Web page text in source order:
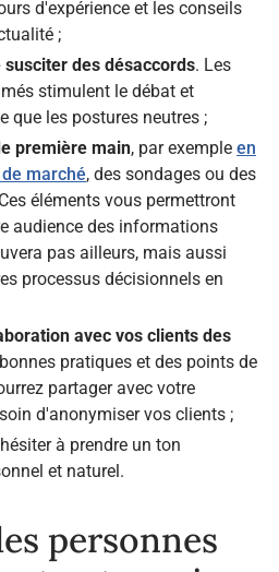
d'expérience et les conseils
;
des désaccords. Les
stimulent le débat et
que les postures neutres ;
première main, par exemple en
marché, des sondages ou des
éléments vous permettront
audience des informations
pas ailleurs, mais aussi
processus décisionnels en
avec vos clients des
pratiques et des points de
partager avec votre
d'anonymiser vos clients ;
à prendre un ton
et naturel.
personnes